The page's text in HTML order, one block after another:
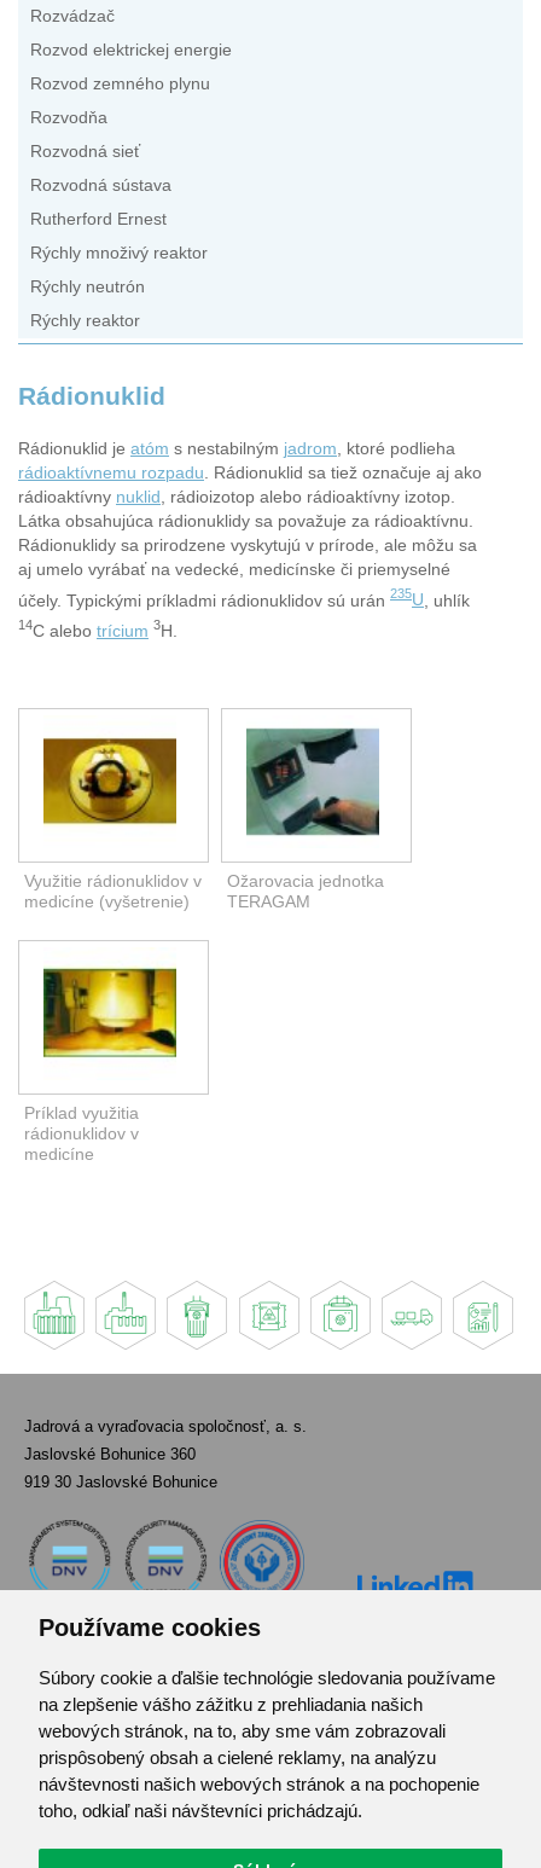
Používame cookies
Súbory cookie a ďalšie technológie sledovania používame
na zlepšenie vášho zážitku z prehliadania našich
webových stránok, na to, aby sme vám zobrazovali
prispôsobený obsah a cielené reklamy, na analýzu
návštevnosti našich webových stránok a na pochopenie
toho, odkiaľ naši návštevníci prichádzajú.
Rozvádzač
Rozvod elektrickej energie
Rozvod zemného plynu
Rozvodňa
Rozvodná sieť
Rozvodná sústava
Rutherford Ernest
Rýchly množivý reaktor
Rýchly neutrón
Rýchly reaktor
Rádionuklid
Rádionuklid je atóm s nestabilným jadrom , ktoré podlieha
rádioaktívnemu rozpadu . Rádionuklid sa tiež označuje aj ako
rádioaktívny nuklid , rádioizotop alebo rádioaktívny izotop.
Látka obsahujúca rádionuklidy sa považuje za rádioaktívnu.
Rádionuklidy sa prirodzene vyskytujú v prírode, ale môžu sa
aj umelo vyrábať na vedecké, medicínske či priemyselné
účely. Typickými príkladmi rádionuklidov sú urán 235U , uhlík
14C alebo trícium 3H.
Využitie rádionuklidov v
medicíne (vyšetrenie)
Ožarovacia jednotka
TERAGAM
Príklad využitia
rádionuklidov v
medicíne
Jadrová a vyraďovacia spoločnosť, a. s.
Jaslovské Bohunice 360
919 30 Jaslovské Bohunice
Kontakt
Pozvánka do infocentra
Zoznam použitých skratiek
Mapa stránok
RSS